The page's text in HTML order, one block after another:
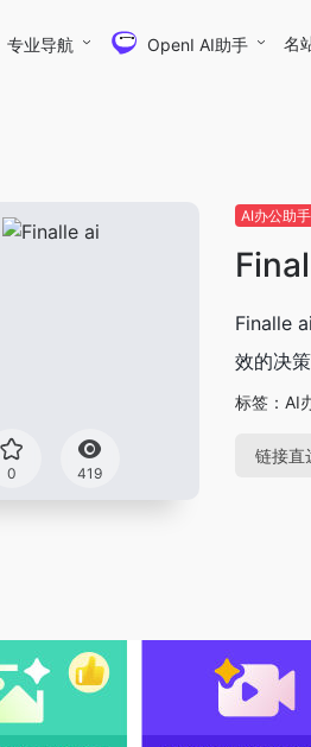
专业导航 OpenI AI助手 名
0 419
AI办公助手
Finalle
效的决
标签： AI
链接直